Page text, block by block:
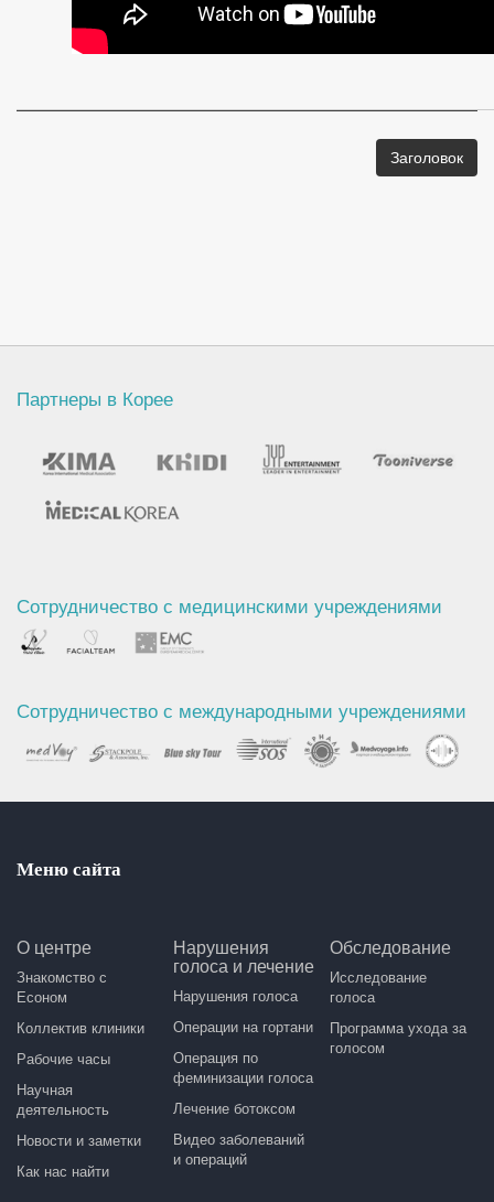
Заголовок
Партнеры в Корее
Сотрудничество с медицинскими учреждениями
Сотрудничество с международными учреждениями
Меню сайта
О центре
Знакомство с
Есоном
Коллектив клиники
Рабочие часы
Научная
деятельность
Новости и заметки
Как нас найти
Нарушения
голоса и лечение
Нарушения голоса
Операции на гортани
Операция по
феминизации голоса
Лечение ботоксом
Видео заболеваний
и операций
Обследование
Исследование
голоса
Программа ухода за
голосом